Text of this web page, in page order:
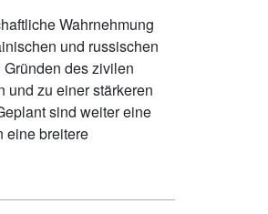
Wahrnehmung
und russischen
des zivilen
und zu einer stärkeren
sind weiter eine
eine breitere